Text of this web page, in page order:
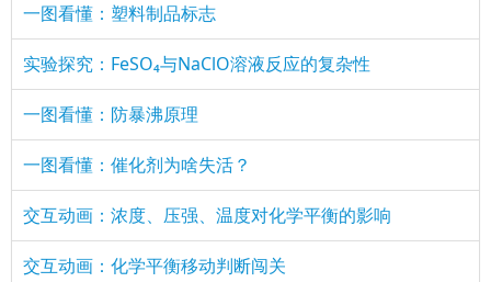
一图看懂：塑料制品标志
实验探究：FeSO₄与NaClO溶液反应的复杂性
一图看懂：防暴沸原理
一图看懂：催化剂为啥失活？
交互动画：浓度、压强、温度对化学平衡的影响
交互动画：化学平衡移动判断闯关